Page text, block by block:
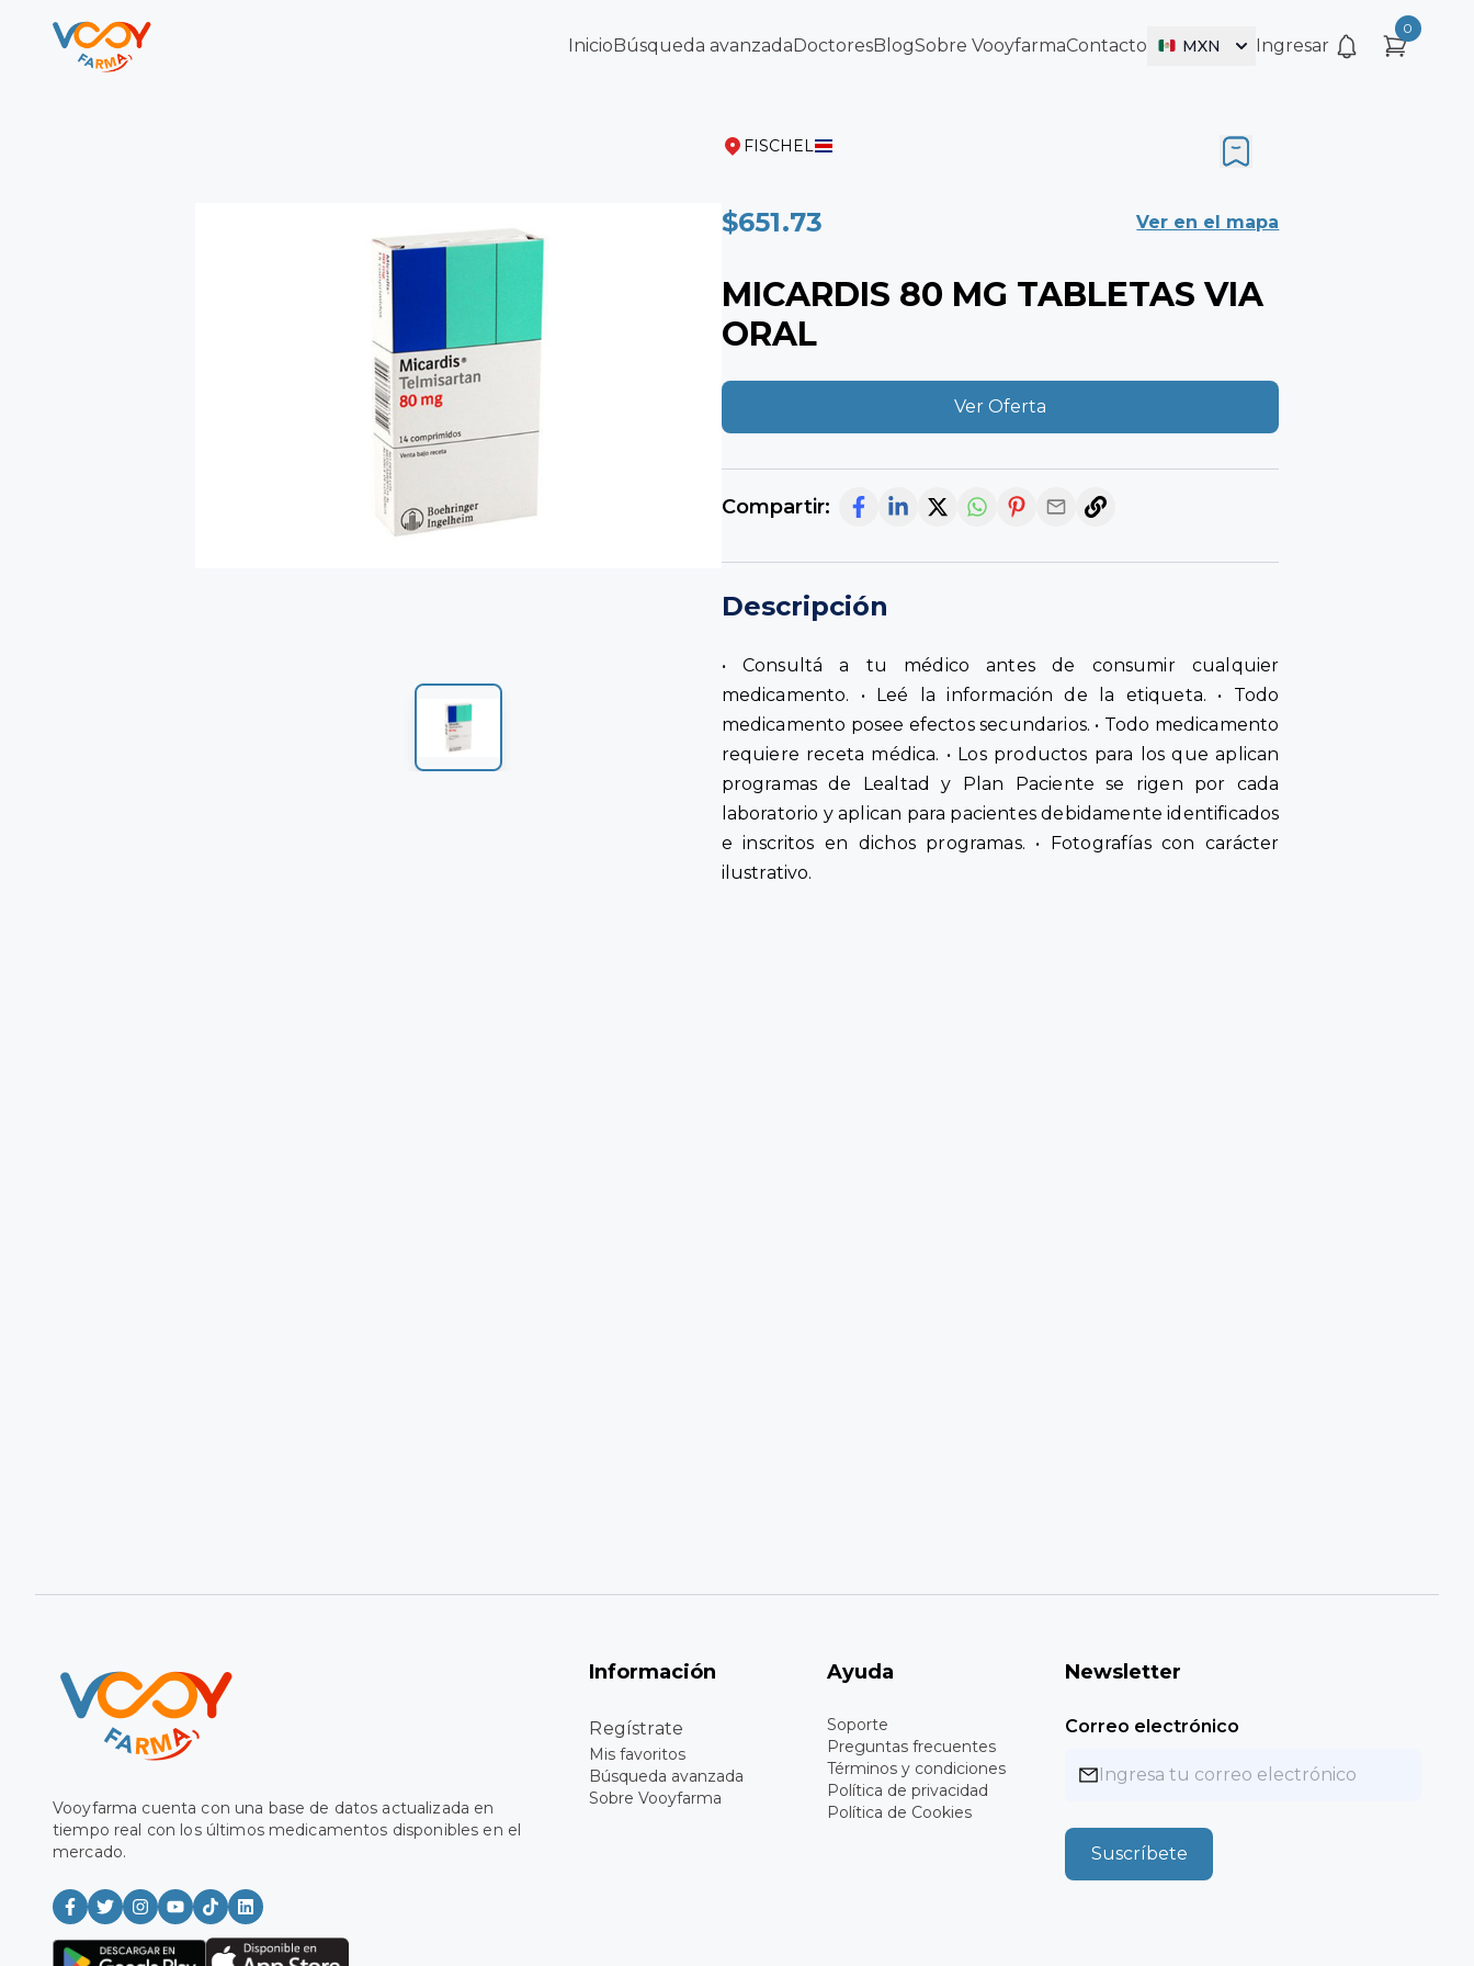
InicioBúsqueda avanzadaDoctoresBlogSobre VooyfarmaContacto MXN Ingresar
0
FISCHEL
$651.73 Ver en el mapa
MICARDIS 80 MG TABLETAS VIA
ORAL
Ver Oferta
Compartir:
Descripción
• Consultá a tu médico antes de consumir cualquier
medicamento. • Leé la información de la etiqueta. • Todo
medicamento posee efectos secundarios. • Todo medicamento
requiere receta médica. • Los productos para los que aplican
programas de Lealtad y Plan Paciente se rigen por cada
laboratorio y aplican para pacientes debidamente identificados
e inscritos en dichos programas. • Fotografías con carácter
ilustrativo.
Vooyfarma cuenta con una base de datos actualizada en
tiempo real con los últimos medicamentos disponibles en el
mercado.
Información
Regístrate
Mis favoritos
Búsqueda avanzada
Sobre Vooyfarma
Ayuda
Soporte
Preguntas frecuentes
Términos y condiciones
Política de privacidad
Política de Cookies
Newsletter
Correo electrónico
Suscríbete